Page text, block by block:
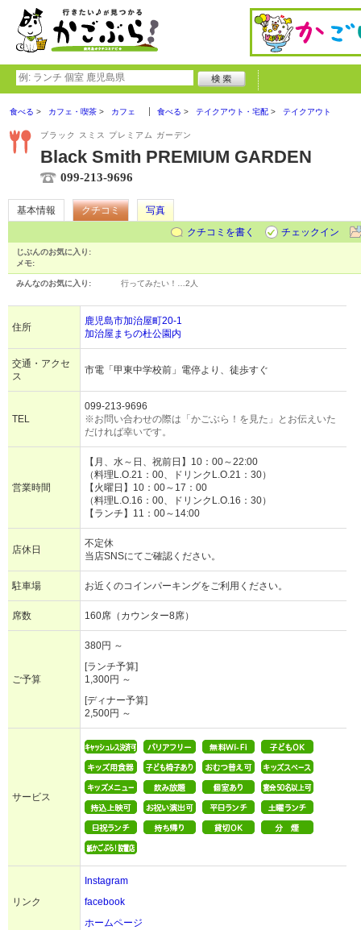
食べる カフェ・喫茶 カフェ 食べる テイクアウト・宅配 テイクアウト
ブラック スミス プレミアム ガーデン
Black Smith PREMIUM GARDEN
099-213-9696
基本情報 クチコミ
写真
クチコミを書く
チェックイン
じぶんのお気に入り:
メモ:
みんなのお気に入り: 行ってみたい！… 2人
住所
鹿児島市加治屋町20-1
加治屋まちの杜公園内
交通・アクセ
ス
市電「甲東中学校前」電停より、徒歩すぐ
TEL
099-213-9696
※お問い合わせの際は「かごぶら！を見た」とお伝えいた
だければ幸いです。
営業時間
【月、水～日、祝前日】10：00～22:00
（料理L.O.21：00、ドリンクL.O.21：30）
【火曜日】10：00～17：00
（料理L.O.16：00、ドリンクL.O.16：30）
【ランチ】11：00～14:00
店休日
不定休
当店SNSにてご確認ください。
駐車場 お近くのコインパーキングをご利用ください。
席数 160席（カウンター8席）
ご予算
380円 ～
[ランチ予算]
1,300円 ～
[ディナー予算]
2,500円 ～
サービス
リンク
Instagram
facebook
ホームページ